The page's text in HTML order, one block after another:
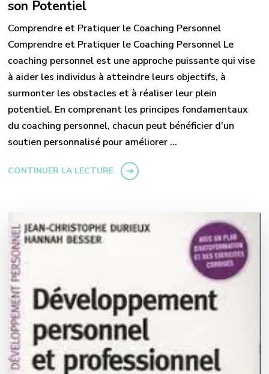
son Potentiel
Comprendre et Pratiquer le Coaching Personnel
Comprendre et Pratiquer le Coaching Personnel Le
coaching personnel est une approche puissante qui vise
à aider les individus à atteindre leurs objectifs, à
surmonter les obstacles et à réaliser leur plein
potentiel. En comprenant les principes fondamentaux
du coaching personnel, chacun peut bénéficier d’un
soutien personnalisé pour améliorer …
CONTINUER LA LECTURE